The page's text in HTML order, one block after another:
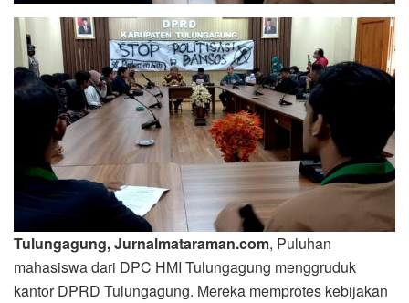
Tulungagung, Jurnalmataraman.com, Puluhan
mahasiswa dari DPC HMI Tulungagung menggruduk
kantor DPRD Tulungagung. Mereka memprotes kebijakan